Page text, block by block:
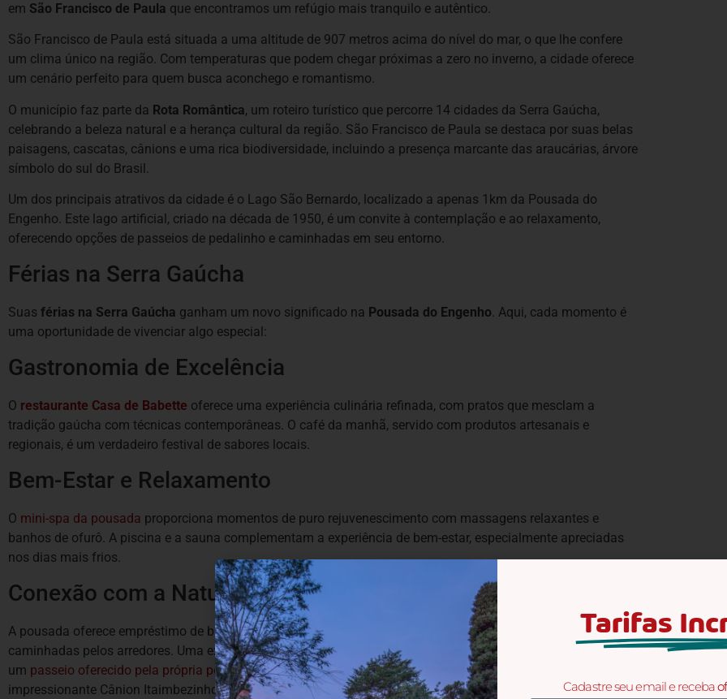
em São Francisco de Paula que encontramos um refúgio mais tranquilo e autêntico.
São Francisco de Paula está situada a uma altitude de 907 metros acima do nível do mar, o que lhe confere
um clima único na região. Com temperaturas que podem chegar próximas a zero no inverno, a cidade oferece
um cenário perfeito para quem busca aconchego e romantismo.
O município faz parte da Rota Romântica, um roteiro turístico que percorre 14 cidades da Serra Gaúcha,
celebrando a beleza natural e a herança cultural da região. São Francisco de Paula se destaca por suas belas
paisagens, cascatas, cânions e uma rica biodiversidade, incluindo a presença marcante das araucárias, árvore
símbolo do sul do Brasil.
Um dos principais atrativos da cidade é o Lago São Bernardo, localizado a apenas 1km da Pousada do
Engenho. Este lago artificial, criado na década de 1950, é um convite à contemplação e ao relaxamento,
oferecendo opções de passeios de pedalinho e caminhadas em seu entorno.
Férias na Serra Gaúcha
Suas férias na Serra Gaúcha ganham um novo significado na Pousada do Engenho. Aqui, cada momento é
uma oportunidade de vivenciar algo especial:
Gastronomia de Excelência
O restaurante Casa de Babette oferece uma experiência culinária refinada, com pratos que mesclam a
tradição gaúcha com técnicas contemporâneas. O café da manhã, servido com produtos artesanais e
regionais, é um verdadeiro festival de sabores locais.
Bem-Estar e Relaxamento
O mini-spa da pousada proporciona momentos de puro rejuvenescimento com massagens relaxantes e
banhos de ofurô. A piscina e a sauna complementam a experiência de bem-estar, especialmente apreciadas
nos dias mais frios.
Conexão com a Natureza
A pousada oferece empréstimo de bicicletas para explorar a região, além de sugerir trilhas ecológicas e
caminhadas pelos arredores. Uma experiência imperdível é visitar oParque Nacional de Aparados da Serra, em
um passeio oferecido pela própria pousada. O parque está localizado a cerca de 100 km, onde se encontra o
impressionante Cânion Itaimbezinho.
Tarifas
Cadastre seu email e receba